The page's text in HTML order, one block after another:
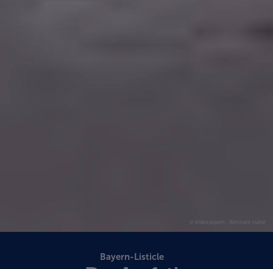
© erlebe.bayern - Bernhard Huber
Bayern-Listicle